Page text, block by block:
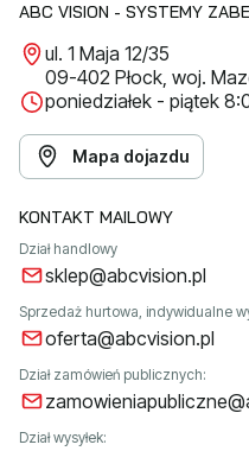
ABC VISION - SYSTEMY
ul. 1 Maja 12/35
09-402 Płock, woj.
poniedziałek - piątek
Mapa dojazdu
KONTAKT MAILOWY
Dział handlowy
sklep@abcvision.pl
Sprzedaż hurtowa, indywidualne
oferta@abcvision.pl
Dział zamówień publicznych:
Dział wysyłek: